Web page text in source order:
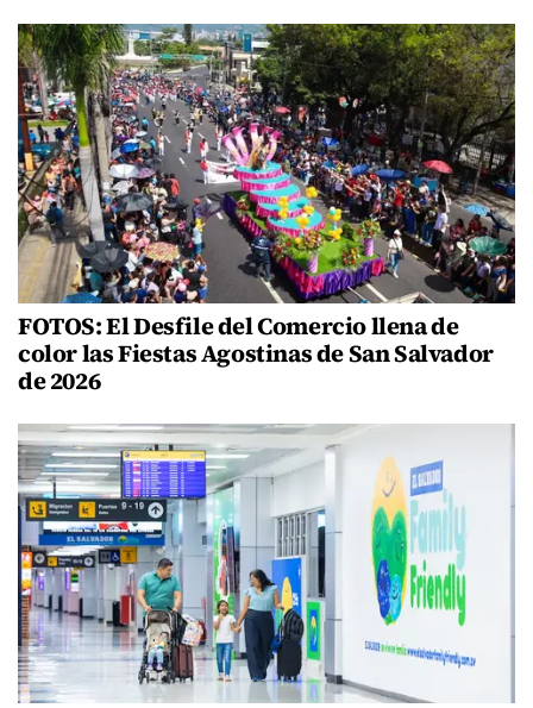
FOTOS: El Desfile del Comercio llena de
color las Fiestas Agostinas de San Salvador
de 2026